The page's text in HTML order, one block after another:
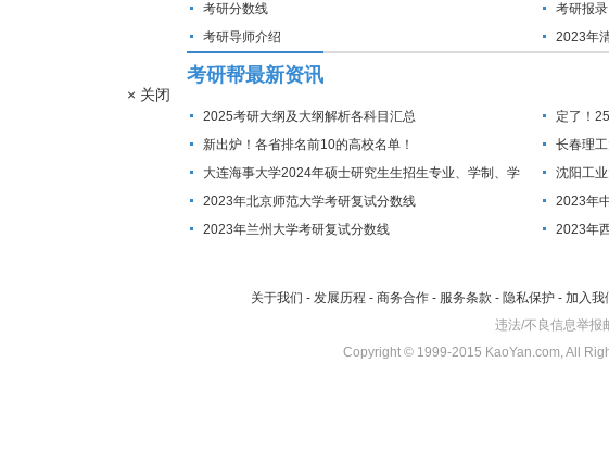
考研分数线
考研报
考研导师介绍
2023年
考研帮最新资讯
2025考研大纲及大纲解析各科目汇总
定了！
新出炉！各省排名前10的高校名单！
长春理
大连海事大学2024年硕士研究生生招生专业、学制、学
费标准及拟招生人数
沈阳工
2023年北京师范大学考研复试分数线
2023年
2023年兰州大学考研复试分数线
2023年
关于我们 - 发展历程 - 商务合作 - 服务条款 - 隐私保护 - 加入我
违法/不良信息举报
Copyright © 1999-2015 KaoYan.com, All
× 关闭